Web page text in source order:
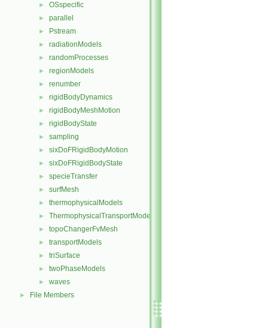
► OSspecific
► parallel
► Pstream
► radiationModels
► randomProcesses
► regionModels
► renumber
► rigidBodyDynamics
► rigidBodyMeshMotion
► rigidBodyState
► sampling
► sixDoFRigidBodyMotion
► sixDoFRigidBodyState
► specieTransfer
► surfMesh
► thermophysicalModels
► ThermophysicalTransportModels
► topoChangerFvMesh
► transportModels
► triSurface
► twoPhaseModels
► waves
► File Members